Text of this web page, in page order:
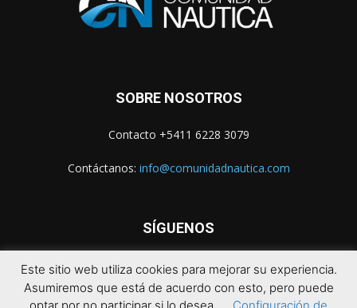
SOBRE NOSOTROS
Contacto +5411 6228 3079
Contáctanos: info@comunidadnautica.com
SÍGUENOS
Este sitio web utiliza cookies para mejorar su experiencia.
Asumiremos que está de acuerdo con esto, pero puede